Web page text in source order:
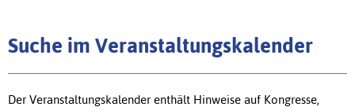
Suche im Veranstaltungskalender
Der Veranstaltungskalender enthält Hinweise auf Kongresse,